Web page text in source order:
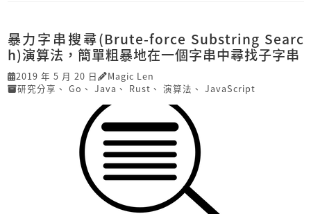
暴力字串搜尋(Brute-force Substring Searc
h)演算法，簡單粗暴地在一個字串中尋找子字串
2019 年 5 月 20 日
Magic Len
研究分享 、 Go 、 Java 、 Rust 、 演算法 、 JavaScript